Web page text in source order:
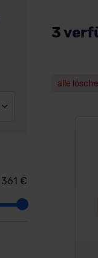
361 €
3
alle